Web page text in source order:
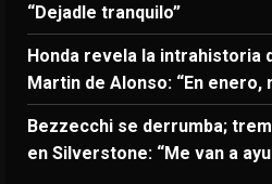
“Dejadle tranquilo”
Honda revela la intrahistoria
Martin de Alonso: “En enero,
Bezzecchi se derrumba;
en Silverstone: “Me van a